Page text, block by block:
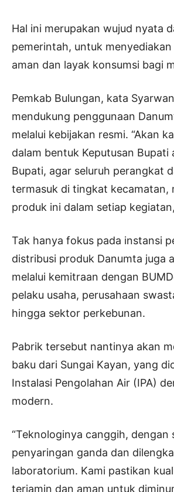
Hal ini merupakan wujud nyata
pemerintah, untuk
aman dan layak konsumsi bagi
Pemkab Bulungan, kata
mendukung penggunaan
melalui kebijakan resmi. “Akan
dalam bentuk Keputusan Bupati
Bupati, agar seluruh perangkat
termasuk di tingkat kecamatan,
produk ini dalam setiap
Tak hanya fokus pada instansi
distribusi produk Danumta juga
melalui kemitraan dengan
pelaku usaha, perusahaan
hingga sektor perkebunan.
Pabrik tersebut nantinya akan
baku dari Sungai Kayan, yang
Instalasi Pengolahan Air (IPA)
modern.
“Teknologinya canggih, dengan
penyaringan ganda dan
laboratorium. Kami pastikan
terjamin dan aman untuk